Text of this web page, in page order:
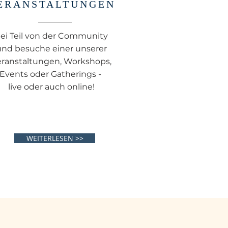
Teil von der Community
besuche einer unserer
Workshops,
Events oder Gatherings -
live oder auch online!
WEITERLESEN >>